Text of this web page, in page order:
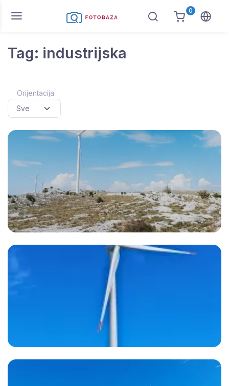
0
Tag: industrijska
Orijentacija